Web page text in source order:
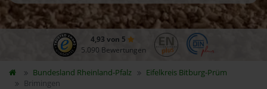
4,93 von 5
5.090 Bewertungen
Bundesland Rheinland-Pfalz
Eifelkreis Bitburg-Prüm
Brimingen